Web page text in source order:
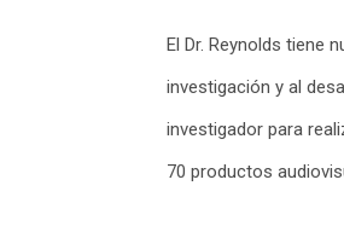
El Dr. Reynolds tiene
investigación y al
investigador para
70 productos